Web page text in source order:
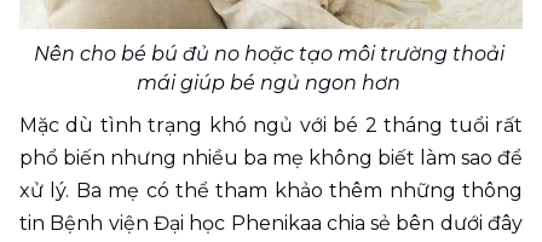
Nên cho bé bú đủ no hoặc tạo môi trường thoải
mái giúp bé ngủ ngon hơn
Mặc dù tình trạng khó ngủ với bé 2 tháng tuổi rất
phổ biến nhưng nhiều ba mẹ không biết làm sao để
xử lý. Ba mẹ có thể tham khảo thêm những thông
tin Bệnh viện Đại học Phenikaa chia sẻ bên dưới đây